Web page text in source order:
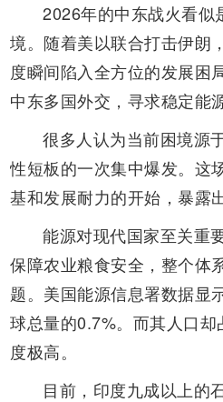
2026年的中东战火看似
境。随着美以联合打击伊朗
度瞬间陷入全方位的发展困
中东多国外交，寻求稳定能
很多人认为当前困境源
性短板的一次集中爆发。这
基和发展耐力的开始，暴露
能源对现代国家至关重
保障农业粮食安全，整个体
题。美国能源信息署数据显
球总量的0.7%。而其人口
度极高。
目前，印度九成以上的